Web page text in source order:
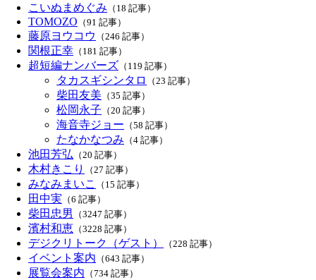
こいぬまめぐみ （18 記事）
TOMOZO （91 記事）
藤原ヨウコウ （246 記事）
関根正幸 （181 記事）
超短編ナンバーズ （119 記事）
タカスギシンタロ （23 記事）
柴田友美 （35 記事）
松岡永子 （20 記事）
海音寺ジョー （58 記事）
たなかなつみ （4 記事）
池田芳弘 （20 記事）
木村きこり （27 記事）
みなみまいこ （15 記事）
田中実 （6 記事）
柴田忠男 （3247 記事）
濱村和恵 （3228 記事）
デジクリトーク（ゲスト） （228 記事）
イベント案内 （643 記事）
展覧会案内 （734 記事）